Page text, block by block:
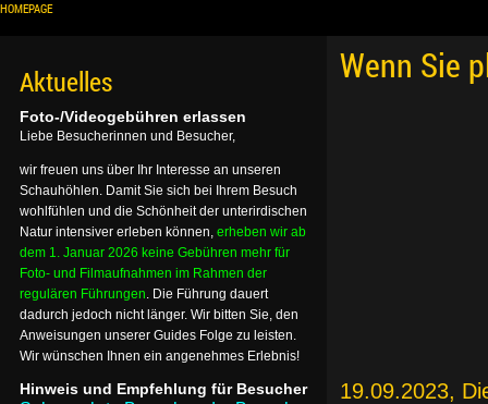
HOMEPAGE
Wenn Sie
19.09.2023,
Aktuelles
Foto-/Videogebühren erlassen
Liebe Besucherinnen und Besucher,
wir freuen uns über Ihr Interesse an unseren
Schauhöhlen. Damit Sie sich bei Ihrem Besuch
wohlfühlen und die Schönheit der unterirdischen
Natur intensiver erleben können, erheben wir ab
dem 1. Januar 2026 keine Gebühren mehr für
Foto- und Filmaufnahmen im Rahmen der
regulären Führungen. Die Führung dauert
dadurch jedoch nicht länger. Wir bitten Sie, den
Anweisungen unserer Guides Folge zu leisten.
Wir wünschen Ihnen ein angenehmes Erlebnis!
Hinweis und Empfehlung für Besucher